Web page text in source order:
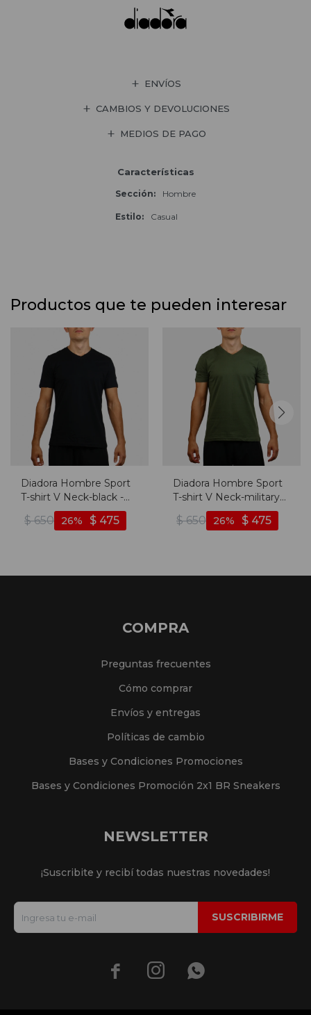
ENVÍOS
CAMBIOS Y DEVOLUCIONES
MEDIOS DE PAGO
Características
Sección Hombre
Estilo Casual
Productos que te pueden interesar
Diadora Hombre Sport
T-shirt V Neck-black -
$ 650 $ 475
26
Diadora Hombre Sport
T-shirt V Neck-military
Green - Verde Militar
$ 650 $ 475
26
COMPRA
Preguntas frecuentes
Cómo comprar
Envíos y entregas
Políticas de cambio
Bases y Condiciones Promociones
Bases y Condiciones Promoción 2x1 BR Sneakers
NEWSLETTER
¡Suscribite y recibí todas nuestras novedades!
SUSCRIBIRME
  